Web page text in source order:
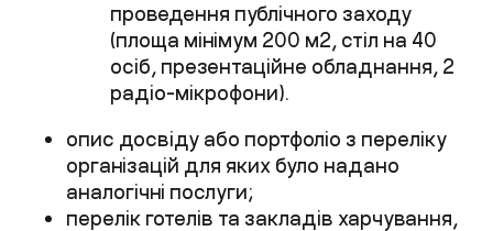
проведення публічного заходу
(площа мінімум 200 м2, стіл на 40
осіб, презентаційне обладнання, 2
радіо-мікрофони).
опис досвіду або портфоліо з переліку
організацій для яких було надано
аналогічні послуги;
перелік готелів та закладів харчування,